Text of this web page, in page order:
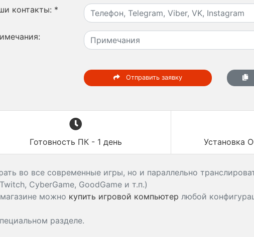
контакты: *
Отправить заявку
Готовность ПК - 1 день Установка
во все современные игры, но и параллельно
CyberGame, GoodGame и т.п.)
можно купить игровой компьютер любой
разделе.